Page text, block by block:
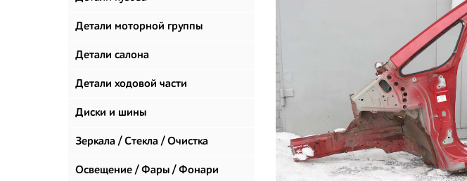
Детали моторной группы
Детали салона
Детали ходовой части
Диски и шины
Зеркала / Стекла / Очистка
стекол
Освещение / Фары / Фонари